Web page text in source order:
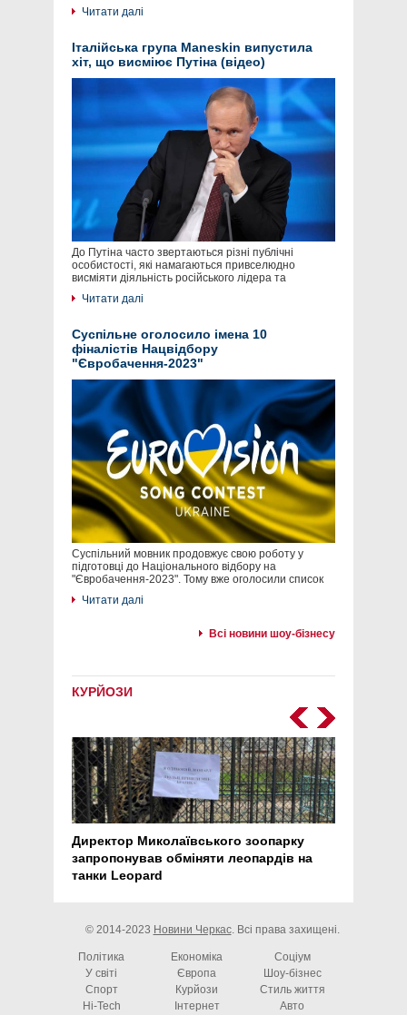
Читати далі
Італійська група Maneskin випустила
хіт, що висміює Путіна (відео)
До Путіна часто звертаються різні публічні
особистості, які намагаються привселюдно
висміяти діяльність російського лідера та
Читати далі
Суспільне оголосило імена 10
фіналістів Нацвідбору
"Євробачення-2023"
Суспільний мовник продовжує свою роботу у
підготовці до Національного відбору на
"Євробачення-2023". Тому вже оголосили список
Читати далі
Всі новини шоу-бізнесу
КУРЙОЗИ
Директор Миколаївського зоопарку
запропонував обміняти леопардів на
танки Leopard
© 2014-2023 Новини Черкас. Всі права захищені.
Політика Економіка
Соціум
У світі
Європа
Шоу-бізнес
Спорт
Курйози
Стиль життя
Hi-Tech
Інтернет Авто